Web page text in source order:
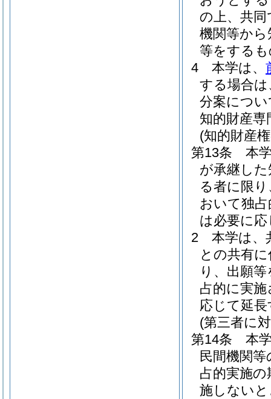
の上、共
機関等か
等をする
4
本学は、
する場合
分案につ
知的財産
(知的財産
第13条
本
が承継し
る者に限
おいて独
は必要に
2
本学は、
との共有
り、出願
占的に実
応じて延
(第三者に
第14条
本
民間機関
占的実施
施しない